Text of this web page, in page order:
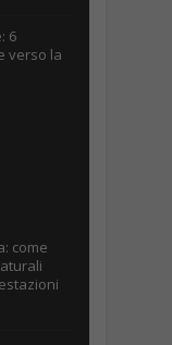
6
verso la
come